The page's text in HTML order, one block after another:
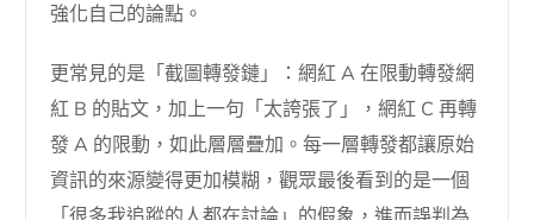
強化自己的論點。
更常見的是「截圖轉發鏈」：網紅 A 在限動轉發網
紅 B 的貼文，加上一句「太誇張了」，網紅 C 再轉
發 A 的限動，如此層層疊加。每一層轉發都讓原始
資訊的來源變得更加模糊，觀眾最後看到的是一個